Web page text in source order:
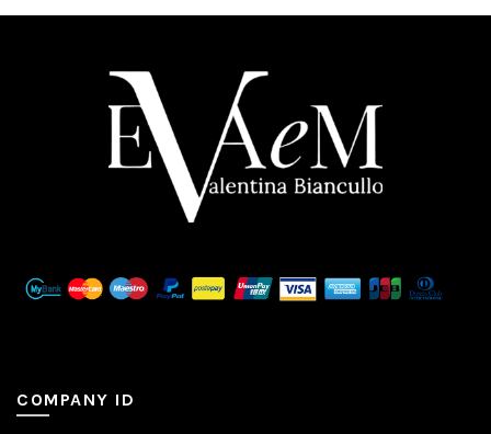
COMPANY ID